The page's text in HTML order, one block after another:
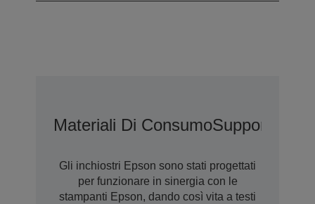
Materiali Di ConsumoSupporti
Gli inchiostri Epson sono stati progettati
per funzionare in sinergia con le
stampanti Epson, dando così vita a testi